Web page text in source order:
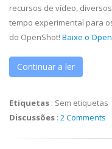
recursos de vídeo,
tempo experimental para
do OpenShot! Baixe o
Continuar a ler
Etiquetas : Sem etiquetas
Discussões : 2 Comments